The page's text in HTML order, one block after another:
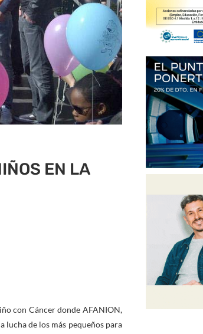
EN LA
con Cáncer donde AFANION,
lucha de los más pequeños para